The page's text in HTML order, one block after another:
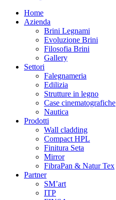
Home
Azienda
Brini Legnami
Evoluzione Brini
Filosofia Brini
Gallery
Settori
Falegnameria
Edilizia
Strutture in legno
Case cinematografiche
Nautica
Prodotti
Wall cladding
Compact HPL
Finitura Seta
Mirror
FibraPan & Natur Tex
Partner
SM’art
ITP